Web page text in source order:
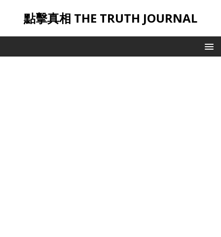
點擊真相 THE TRUTH JOURNAL